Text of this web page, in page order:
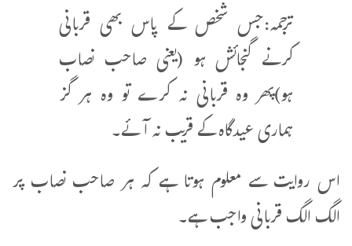
ترجمہ:جس شخص کے پاس بھی قربانی
کرنے گنجائش ہو (یعنی صاحب نصاب
ہو)پھر وہ قربانی نہ کرے تو وہ ہر گز
ہماری عیدگاہ کے قریب نہ آئے۔
اس روایت سے معلوم ہوتا ہے کہ ہر صاحب نصاب پر
الگ الگ قربانی واجب ہے۔